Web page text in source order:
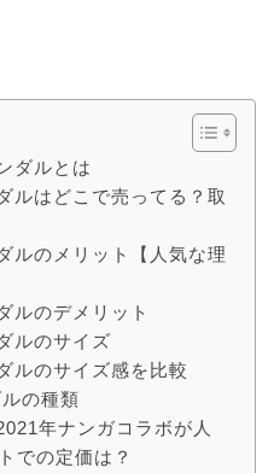
ダルとは
ルはどこで売ってる？取
ルのメリット【人気な理
ルのデメリット
ルのサイズ
ルのサイズ感を比較
の種類
年ナンガコラボが人
での定価は？